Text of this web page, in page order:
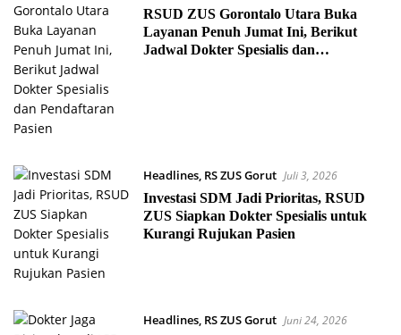
RSUD ZUS Gorontalo Utara Buka
Layanan Penuh Jumat Ini, Berikut
Jadwal Dokter Spesialis dan
Headlines, RS ZUS Gorut Juli 3, 2026
Investasi SDM Jadi Prioritas, RSUD
ZUS Siapkan Dokter Spesialis untuk
Kurangi Rujukan Pasien
Headlines, RS ZUS Gorut Juni 24, 2026